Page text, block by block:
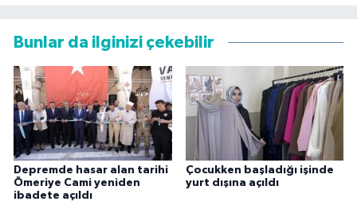
Bunlar da ilginizi çekebilir
Depremde hasar alan tarihi
Ömeriye Cami yeniden
ibadete açıldı
Çocukken başladığı işinde
yurt dışına açıldı